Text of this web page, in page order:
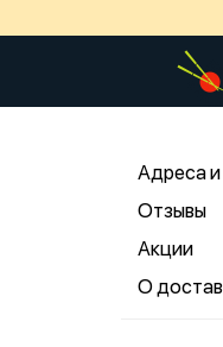
Адреса
Отзывы
Акции
О